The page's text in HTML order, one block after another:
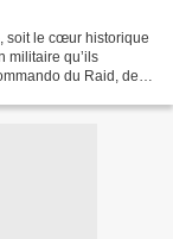
soit le cœur historique
militaire qu’ils
du Raid, de la